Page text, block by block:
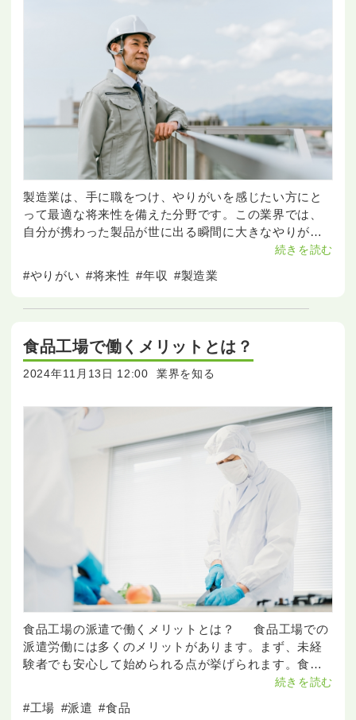
製造業は、手に職をつけ、やりがいを感じたい方にと
って最適な将来性を備えた分野です。この業界では、
自分が携わった製品が世に出る瞬間に大きなやりがい
を感じることができ、年収面でも安定した収入が期待
できます。特に、製造業は経験を積むほど年収が上が
り、努力次第
#やりがい #将来性 #年収 #製造業
続きを読む
食品工場で働くメリットとは？
2024年11月13日 12:00 業界を知る
食品工場の派遣で働くメリットとは？ 食品工場での
派遣労働には多くのメリットがあります。まず、未経
験者でも安心して始められる点が挙げられます。食品
工場の多くの業務は、複雑なスキルを必要としないた
め、初めての方でも短期間で習得でき
#工場 #派遣 #食品
続きを読む